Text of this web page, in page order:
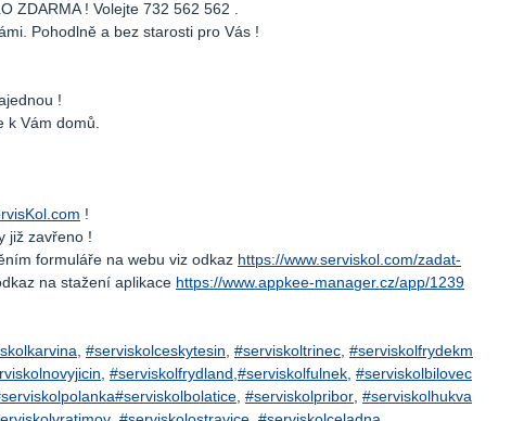
ZDARMA ! Volejte 732 562 562 .
Pohodlně a bez starosti pro Vás !
!
k Vám domů.
!
již zavřeno !
formuláře na webu viz odkaz https://www.serviskol.com/zadat-
na stažení aplikace https://www.appkee-manager.cz/app/1239
, #serviskolceskytesin, #serviskoltrinec, #serviskolfrydekm
, #serviskolfrydland ,#serviskolfulnek, #serviskolbilovec
#serviskolbolatice, #serviskolpribor, #serviskolhukva